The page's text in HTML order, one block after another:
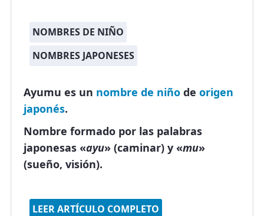
NOMBRES DE NIÑO
NOMBRES JAPONESES
Ayumu es un nombre de niño de origen
japonés.
Nombre formado por las palabras
japonesas «ayu» (caminar) y «mu»
(sueño, visión).
LEER ARTÍCULO COMPLETO